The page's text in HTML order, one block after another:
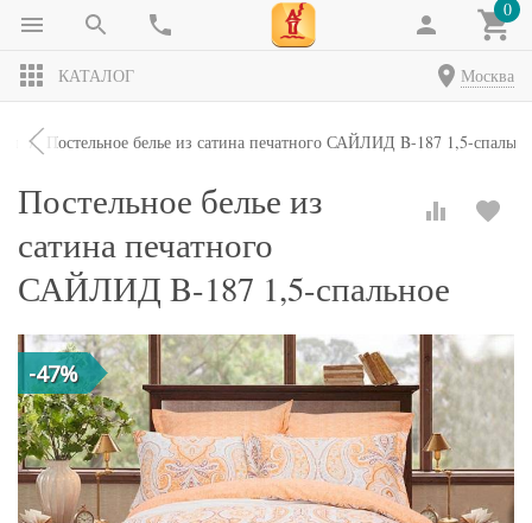
0
КАТАЛОГ Москва
Постельное белье из сатина печатного САЙЛИД B-187 1,5-
Постельное белье из
сатина печатного
САЙЛИД B-187 1,5-спальное
-47%